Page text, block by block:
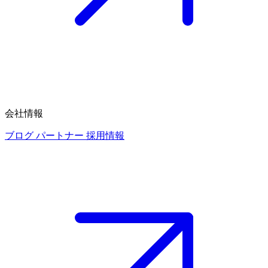
会社情報
ブログ パートナー 採用情報